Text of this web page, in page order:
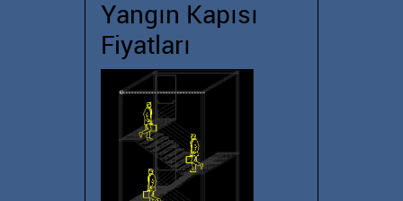
Yangın Kapısı
Fiyatları